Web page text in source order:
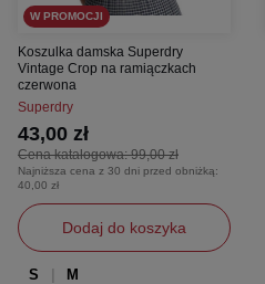
W PROMOCJI
Koszulka damska Superdry
Vintage Crop na ramiączkach
czerwona
Superdry
Cena katalogowa:99,00 zł
43,00 zł
Najniższa cena z 30 dni przed obniżką:
40,00 zł
Dodaj do koszyka
S M